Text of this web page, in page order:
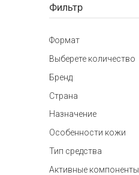
Фильтр
Формат
Выберете количество
Бренд
Страна
Назначение
Особенности кожи
Тип средства
Активные компоненты